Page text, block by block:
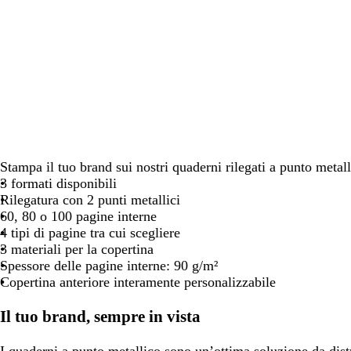
Stampa il tuo brand sui nostri quaderni rilegati a punto
3 formati disponibili
Rilegatura con 2 punti metallici
60, 80 o 100 pagine interne
4 tipi di pagine tra cui scegliere
3 materiali per la copertina
Spessore delle pagine interne: 90 g/m²
Copertina anteriore interamente personalizzabile
Il tuo brand, sempre in vista